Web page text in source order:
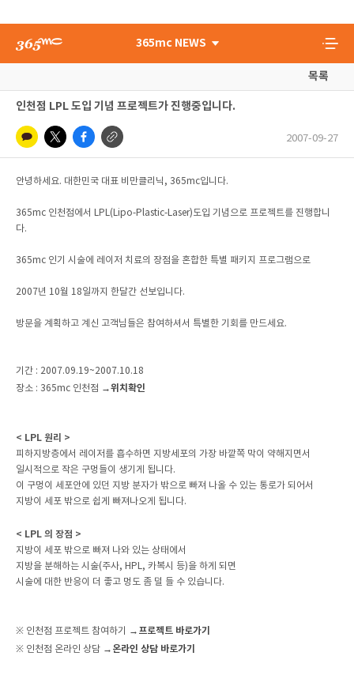
365mc NEWS
목록
인천점 LPL 도입 기념 프로젝트가 진행중입니다.
2007-09-27
안녕하세요. 대한민국 대표 비만클리닉, 365mc입니다.
365mc 인천점에서 LPL(Lipo-Plastic-Laser)도입 기념으로 프로젝트를 진행합니
다.
365mc 인기 시술에 레이저 치료의 장점을 혼합한 특별 패키지 프로그램으로
2007년 10월 18일까지 한달간 선보입니다.
방문을 계획하고 계신 고객님들은 참여하셔서 특별한 기회를 만드세요.
기간 : 2007.09.19~2007.10.18
장소 : 365mc 인천점 →위치확인
< LPL 원리 >
피하지방층에서 레이저를 흡수하면 지방세포의 가장 바깥쪽 막이 약해지면서
일시적으로 작은 구멍들이 생기게 됩니다.
이 구멍이 세포안에 있던 지방 분자가 밖으로 빠져 나올 수 있는 통로가 되어서
지방이 세포 밖으로 쉽게 빠져나오게 됩니다.
< LPL 의 장점 >
지방이 세포 밖으로 빠져 나와 있는 상태에서
지방을 분해하는 시술(주사, HPL, 카복시 등)을 하게 되면
시술에 대한 반응이 더 좋고 멍도 좀 덜 들 수 있습니다.
※ 인천점 프로젝트 참여하기 →프로젝트 바로가기
※ 인천점 온라인 상담 →온라인 상담 바로가기